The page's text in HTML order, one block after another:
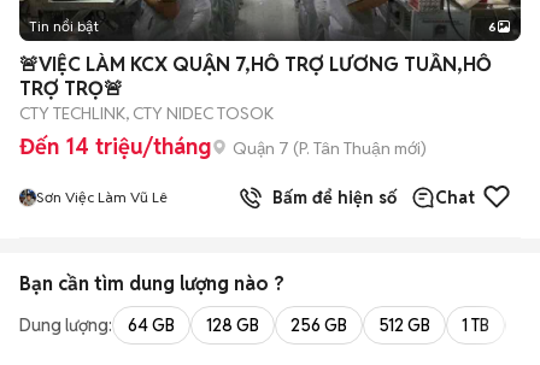
+2
Tin nổi bật 6
🚨VIỆC LÀM KCX QUẬN 7,HỖ TRỢ LƯƠNG TUẦN,HỖ
TRỢ TRỌ🚨
CTY TECHLINK, CTY NIDEC TOSOK
Đến 14 triệu/tháng Quận 7 (P. Tân Thuận mới)
Sơn Việc Làm Vũ Lê Bấm để hiện số Chat
Bạn cần tìm dung lượng nào ?
Dung lượng: 64 GB 128 GB 256 GB 512 GB 1 TB